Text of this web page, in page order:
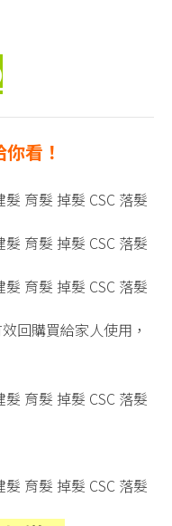
看！
回購買給家人使用，